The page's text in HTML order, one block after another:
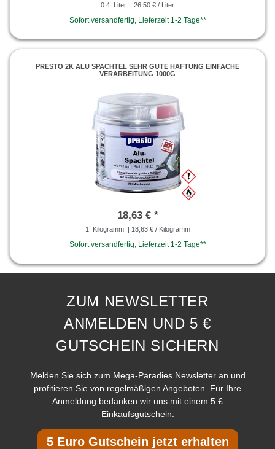
0.4 Liter | 26,50 € / Liter
Sofort versandfertig, Lieferzeit 1-2 Tage**
PRESTO 2K ALU SPACHTEL SEHR GUTE HAFTUNG EINFACHE
VERARBEITUNG 1000G
18,63 € *
1 Kilogramm | 18,63 € / Kilogramm
Sofort versandfertig, Lieferzeit 1-2 Tage**
ZUM NEWSLETTER
ANMELDEN UND 5 €
GUTSCHEIN SICHERN
Melden Sie sich zum Mega-Paradies Newsletter an und
profitieren Sie von regelmäßigen Angeboten. Für Ihre
Anmeldung bedanken wir uns mit einem 5 €
Einkaufsgutschein.
5 Euro Gutschein jetzt erhalten